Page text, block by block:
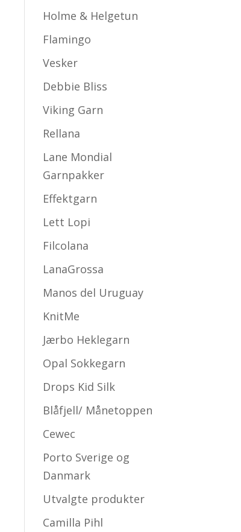
Holme & Helgetun
Flamingo
Vesker
Debbie Bliss
Viking Garn
Rellana
Lane Mondial
Garnpakker
Effektgarn
Lett Lopi
Filcolana
LanaGrossa
Manos del Uruguay
KnitMe
Jærbo Heklegarn
Opal Sokkegarn
Drops Kid Silk
Blåfjell/ Månetoppen
Cewec
Porto Sverige og
Danmark
Utvalgte produkter
Camilla Pihl